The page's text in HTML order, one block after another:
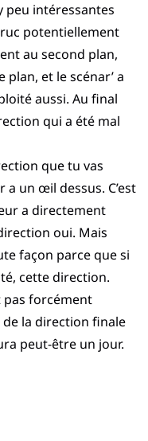
peu intéressantes
potentiellement
au second plan,
et le scénar’ a
aussi. Au final
qui a été mal
que tu vas
a un œil dessus. C’est
a directement
oui. Mais
façon parce que si
cette direction.
pas forcément
la direction finale
peut-être un jour.